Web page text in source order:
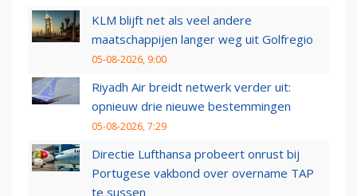
KLM blijft net als veel andere
maatschappijen langer weg uit Golfregio
05-08-2026, 9:00
Riyadh Air breidt netwerk verder uit:
opnieuw drie nieuwe bestemmingen
05-08-2026, 7:29
Directie Lufthansa probeert onrust bij
Portugese vakbond over overname TAP
te sussen